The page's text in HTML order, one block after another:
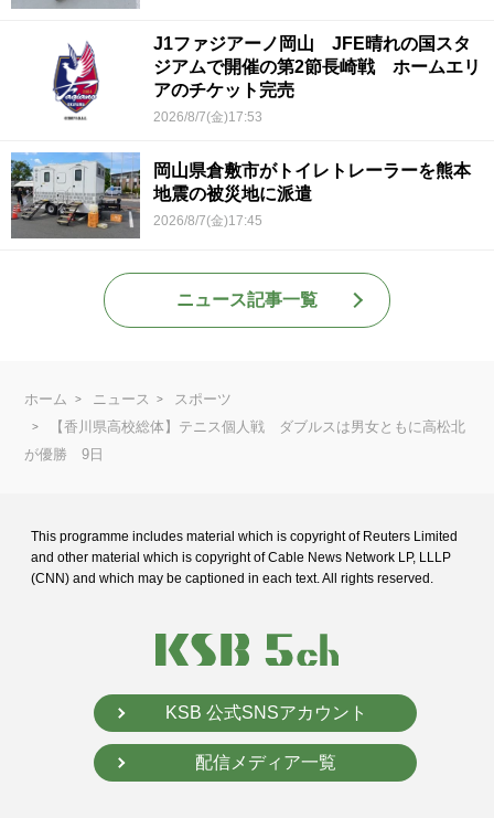
J1ファジアーノ岡山 JFE晴れの国スタ
ジアムで開催の第2節長崎戦 ホームエリ
アのチケット完売
2026/8/7(金)17:53
岡山県倉敷市がトイレトレーラーを熊本
地震の被災地に派遣
2026/8/7(金)17:45
ニュース記事一覧
ホーム ニュース
スポーツ
【香川県高校総体】テニス個人戦 ダブルスは男女ともに高松北
が優勝 9日
This programme includes material which is copyright of Reuters Limited
and other material which is copyright of Cable News Network LP, LLLP
(CNN) and which may be captioned in each text. All rights reserved.
KSB 公式SNSアカウント
配信メディア一覧